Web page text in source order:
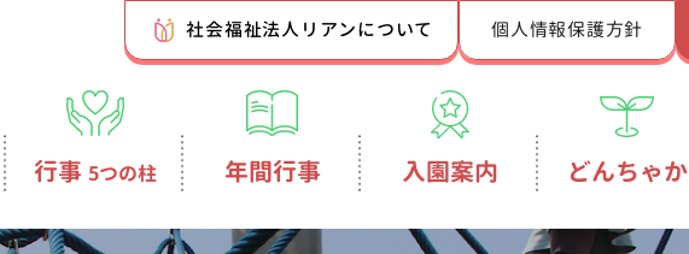
社会福祉法人リアンについて 個人情報保護方針
行事 5つの柱 年間行事 入園案内 どんちゃか